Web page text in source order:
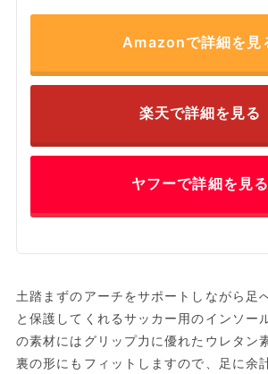
Amazonで詳細を見
楽天で詳細を見る
ヤフーで詳細を見る
土踏まずのアーチをサポートしながら足
と保護してくれるサッカー用のインソー
の素材にはグリップ力に優れたウレタン
裏の形にもフィットしますので、足に余